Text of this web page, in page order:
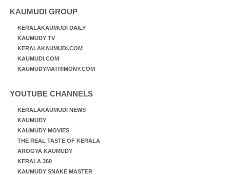
KAUMUDI GROUP
KERALAKAUMUDI DAILY
KAUMUDY TV
KERALAKAUMUDI.COM
KAUMUDI.COM
KAUMUDYMATRIMONY.COM
YOUTUBE CHANNELS
KERALAKAUMUDI NEWS
KAUMUDY
KAUMUDY MOVIES
THE REAL TASTE OF KERALA
AROGYA KAUMUDY
KERALA 360
KAUMUDY SNAKE MASTER